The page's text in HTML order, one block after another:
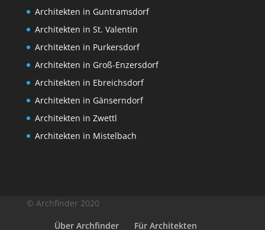
Architekten in Guntramsdorf
Architekten in St. Valentin
Architekten in Purkersdorf
Architekten in Groß-Enzersdorf
Architekten in Ebreichsdorf
Architekten in Gänserndorf
Architekten in Zwettl
Architekten in Mistelbach
© Archfinder 2020
Über Archfinder
Für Architekten